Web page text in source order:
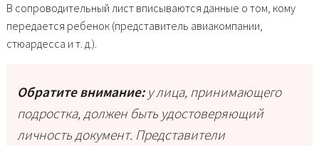
В сопроводительный лист вписываются данные о том, кому
передается ребенок (представитель авиакомпании,
стюардесса и т. д.).
Обратите внимание:у лица, принимающего
подростка, должен быть удостоверяющий
личность документ. Представители